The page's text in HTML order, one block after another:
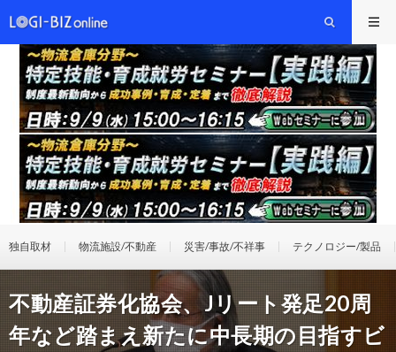
独自取材 物流施設/不動産 災害/事故/不祥事 テクノロジー/製品
不動産証券化協会、Jリート発足20周
年など踏まえ新たに中長期の目指すビ